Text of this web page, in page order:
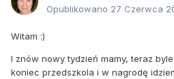
Opublikowano 27 Czerwca
Witam :)
I znów nowy tydzień mamy, teraz
koniec przedszkola i w nagrodę